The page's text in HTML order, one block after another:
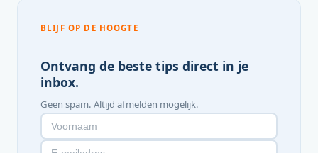
BLIJF OP DE HOOGTE
Ontvang de beste tips direct in je
inbox.
Geen spam. Altijd afmelden mogelijk.